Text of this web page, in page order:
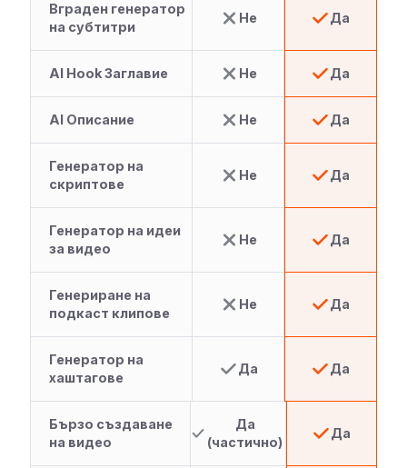
Вграден генератор
на субтитри
Не Да
AI Hook Заглавие Не Да
AI Описание Не Да
Генератор на
скриптове
Не Да
Генератор на идеи
за видео
Не Да
Генериране на
подкаст клипове
Не Да
Генератор на
хаштагове
Да Да
Бързо създаване
на видео
Да
(частично)
Да